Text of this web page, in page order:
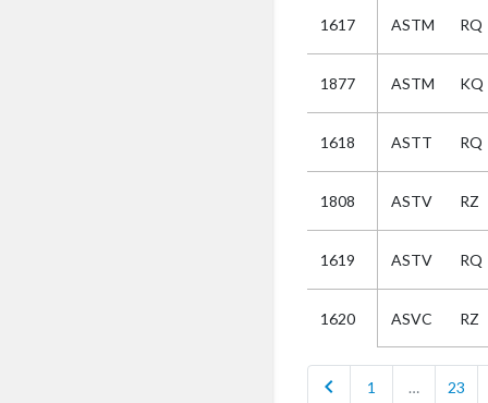
1617 ASTM RQ
1877 ASTM KQ
1618 ASTT RQ
1808 ASTV RZ
1619 ASTV RQ
1620 ASVC RZ
chevron_left 1 … 23